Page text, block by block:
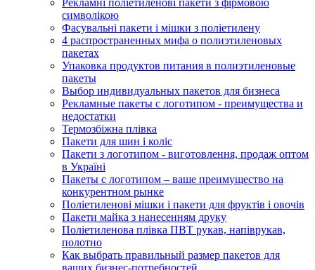
символікою
Фасувальні пакети і мішки з поліетилену
4 распространенных мифа о полиэтиленовых
пакетах
Упаковка продуктов питания в полиэтиленовые
пакеты
Выбор индивидуальных пакетов для бизнеса
Рекламные пакеты с логотипом - преимущества и
недостатки
Термозбіжна плівка
Пакети для шин і коліс
Пакети з логотипом - виготовлення, продаж оптом
в Україні
Пакеты с логотипом – ваше преимущество на
конкурентном рынке
Поліетиленові мішки і пакети для фруктів і овочів
Пакети майка з нанесенням друку
Поліетиленова плівка ПВТ рукав, напіврукав,
полотно
Как выбрать правильный размер пакетов для
ваших бизнес-потребностей